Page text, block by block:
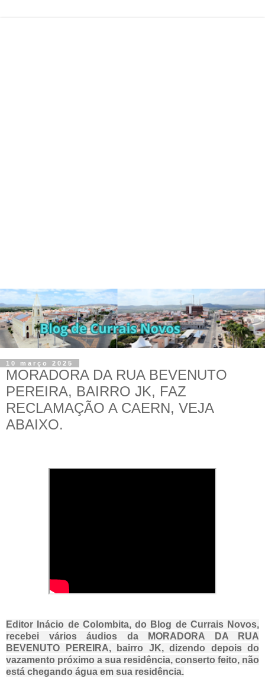
10 março 2025
MORADORA DA RUA BEVENUTO
PEREIRA, BAIRRO JK, FAZ
RECLAMAÇÃO A CAERN, VEJA
ABAIXO.
Editor Inácio de Colombita, do Blog de Currais Novos,
recebei vários áudios da MORADORA DA RUA
BEVENUTO PEREIRA, bairro JK, dizendo depois do
vazamento próximo a sua residência, conserto feito, não
está chegando água em sua residência.